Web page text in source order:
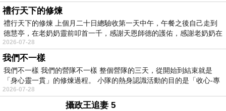
禮行天下的修煉
禮行天下的修煉 上個月二十日總驗收第一天中午，午餐之後自己走到
德慧亭，在老奶奶靈前叩首一千，感謝天恩師德的護佑，感謝老奶奶在
2026-07-28
我們不一樣
我們不一樣 我們的營隊不一樣 整個營隊的三天，從開始到結束就是
「身心靈一貫」的修煉過程。 小隊的熱身認識活動的目的是「收心-專
2026-07-28
攝政王追妻 5